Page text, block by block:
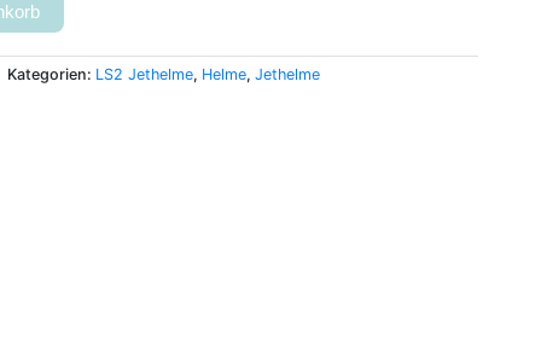
Kategorien: LS2 Jethelme, Helme, Jethelme